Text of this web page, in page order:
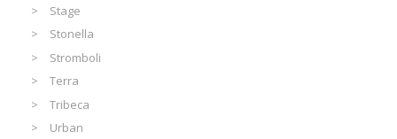
Stage
Stonella
Stromboli
Terra
Tribeca
Urban